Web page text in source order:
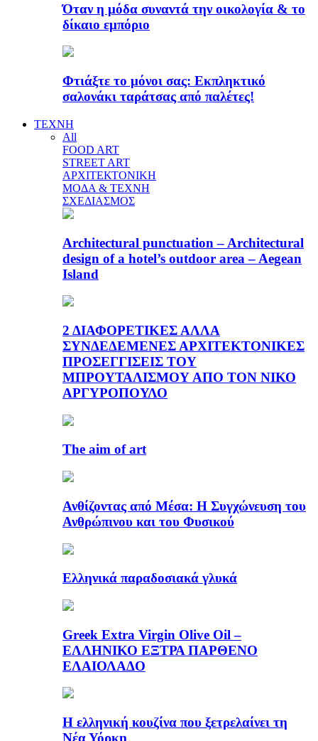
Όταν η μόδα συναντά την οικολογία & το
δίκαιο εμπόριο
Φτιάξτε το μόνοι σας: Εκπληκτικό
σαλονάκι ταράτσας από παλέτες!
ΤΕΧΝΗ
All
FOOD ART
STREET ART
ΑΡΧΙΤΕΚΤΟΝΙΚΗ
ΜΟΔΑ & ΤΕΧΝΗ
ΣΧΕΔΙΑΣΜΟΣ
Architectural punctuation – Architectural
design of a hotel’s outdoor area – Aegean
Island
2 ΔΙΑΦΟΡΕΤΙΚΕΣ ΑΛΛΑ
ΣΥΝΔΕΔΕΜΕΝΕΣ ΑΡΧΙΤΕΚΤΟΝΙΚΕΣ
ΠΡΟΣΕΓΓΙΣΕΙΣ ΤΟΥ
ΜΠΡΟΥΤΑΛΙΣΜΟΥ ΑΠΟ ΤΟΝ ΝΙΚΟ
ΑΡΓΥΡΟΠΟΥΛΟ
The aim of art
Ανθίζοντας από Μέσα: Η Συγχώνευση του
Ανθρώπινου και του Φυσικού
Ελληνικά παραδοσιακά γλυκά
Greek Extra Virgin Olive Oil –
ΕΛΛΗΝΙΚΟ ΕΞΤΡΑ ΠΑΡΘΕΝΟ
ΕΛΑΙΟΛΑΔΟ
Η ελληνική κουζίνα που ξετρελαίνει τη
Νέα Υόρκη